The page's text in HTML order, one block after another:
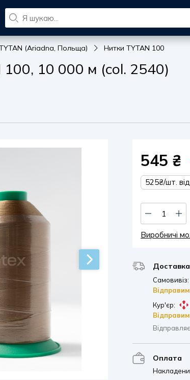
(Ariadna, Польща) Нитки TYTAN 100
10 000 м (col. 2540)
545 ₴
525₴/шт.
Виробничі
Доставка
Самовивіз:
Кур'єр:
Оплата